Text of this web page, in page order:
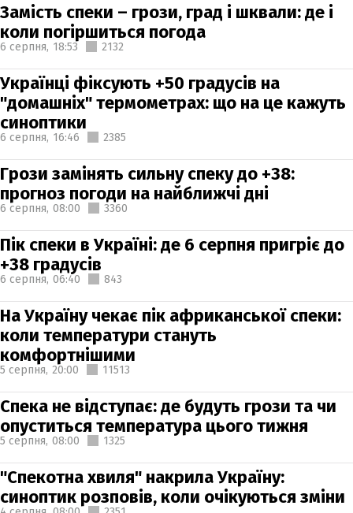
Замість спеки – грози, град і шквали: де і
коли погіршиться погода
6 серпня, 18:53 2132
Українці фіксують +50 градусів на
"домашніх" термометрах: що на це кажуть
синоптики
6 серпня, 16:46 2385
Грози замінять сильну спеку до +38:
прогноз погоди на найближчі дні
6 серпня, 08:00 3360
Пік спеки в Україні: де 6 серпня пригріє до
+38 градусів
6 серпня, 06:40 843
На Україну чекає пік африканської спеки:
коли температури стануть
комфортнішими
5 серпня, 20:00 11513
Спека не відступає: де будуть грози та чи
опуститься температура цього тижня
5 серпня, 08:00 1325
"Спекотна хвиля" накрила Україну:
синоптик розповів, коли очікуються зміни